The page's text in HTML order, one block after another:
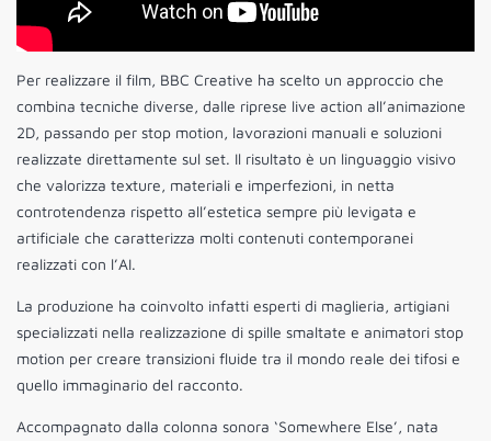
Per realizzare il film, BBC Creative ha scelto un approccio che
combina tecniche diverse, dalle riprese live action all’animazione
2D, passando per stop motion, lavorazioni manuali e soluzioni
realizzate direttamente sul set. Il risultato è un linguaggio visivo
che valorizza texture, materiali e imperfezioni, in netta
controtendenza rispetto all’estetica sempre più levigata e
artificiale che caratterizza molti contenuti contemporanei
realizzati con l’AI.
La produzione ha coinvolto infatti esperti di maglieria, artigiani
specializzati nella realizzazione di spille smaltate e animatori stop
motion per creare transizioni fluide tra il mondo reale dei tifosi e
quello immaginario del racconto.
Accompagnato dalla colonna sonora ‘Somewhere Else’, nata